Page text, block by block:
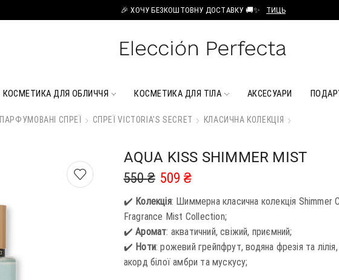
🎉 ХОЧУ БЕЗКОШТОВНУ ДОСТАВКУ 🚚✨ ТИЦЬ
КОСМЕТИКА ДЛЯ ОБЛИЧЧЯ КОСМЕТИКА ДЛЯ ТІЛА АКСЕСУАРИ
ПАРФУМОВАНІ СПРЕЇ СПРЕЇ VICTORIA'S SECRET КЛАСИЧНА КОЛЕКЦІЯ
AQUA KISS SHIMMER MIST
550₴ 509 ₴
✔️ Колекція: Шиммерна класична колекція Shimmer
Fragrance Mist Collection;
✔️Аромат: акватичний, свіжий, приємний;
✔️ Ноти: рожевий грейпфрут, водяна фрезія та лілія,
акорд білої амбри та мускусу;